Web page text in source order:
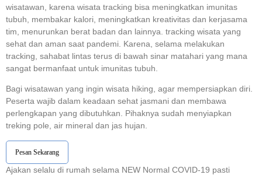
wisatawan, karena wisata tracking bisa meningkatkan imunitas
tubuh, membakar kalori, meningkatkan kreativitas dan kerjasama
tim, menurunkan berat badan dan lainnya. tracking wisata yang
sehat dan aman saat pandemi. Karena, selama melakukan
tracking, sahabat lintas terus di bawah sinar matahari yang mana
sangat bermanfaat untuk imunitas tubuh.
Bagi wisatawan yang ingin wisata hiking, agar mempersiapkan diri.
Peserta wajib dalam keadaan sehat jasmani dan membawa
perlengkapan yang dibutuhkan. Pihaknya sudah menyiapkan
treking pole, air mineral dan jas hujan.
Pesan Sekarang
Ajakan selalu di rumah selama NEW Normal COVID-19 pasti